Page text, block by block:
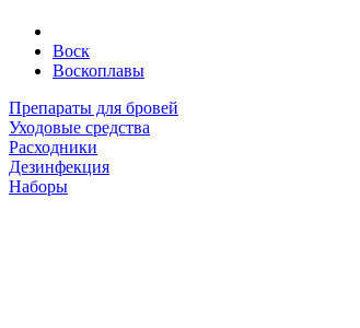
Воск
Воскоплавы
Препараты для бровей
Уходовые средства
Расходники
Дезинфекция
Наборы